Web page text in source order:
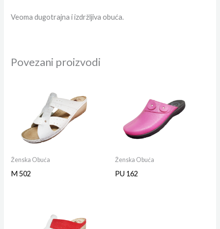
Veoma dugotrajna i izdržljiva obuća.
Povezani proizvodi
Ženska Obuća
M 502
Ženska Obuća
PU 162